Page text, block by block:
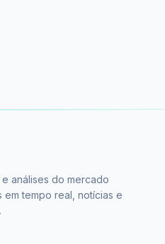
análises do mercado
tempo real, notícias e